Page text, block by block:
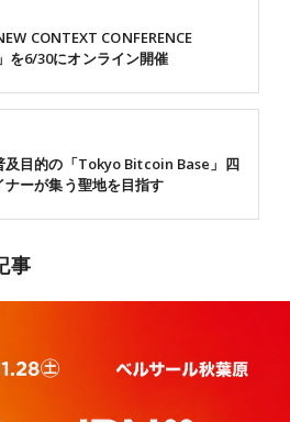
及目的の「Tokyo Bitcoin Base」四
ーが集う聖地を目指す
CONTEXT CONFERENCE
を6/30にオンライン開催
事